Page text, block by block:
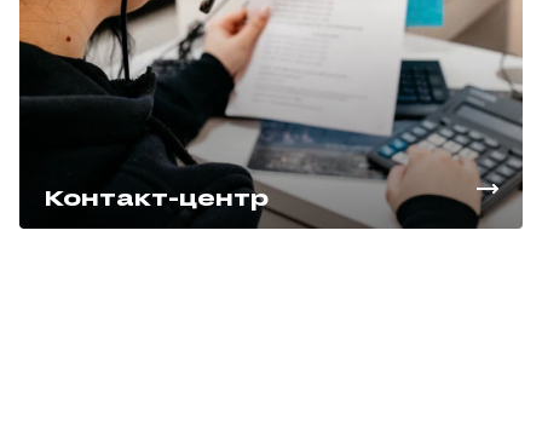
Контакт-центр